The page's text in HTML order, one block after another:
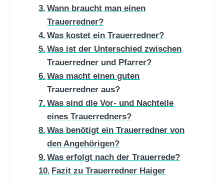
Wann braucht man einen
Trauerredner?
Was kostet ein Trauerredner?
Was ist der Unterschied zwischen
Trauerredner und Pfarrer?
Was macht einen guten
Trauerredner aus?
Was sind die Vor- und Nachteile
eines Trauerredners?
Was benötigt ein Trauerredner von
den Angehörigen?
Was erfolgt nach der Trauerrede?
Fazit zu Trauerredner Haiger